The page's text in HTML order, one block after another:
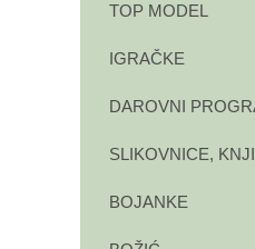
TOP MODEL
IGRAČKE
DAROVNI
SLIKOVNICE,
BOJANKE